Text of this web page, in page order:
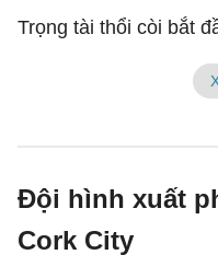
Trọng tài thổi còi bắt
Đội hình xuất
Cork City